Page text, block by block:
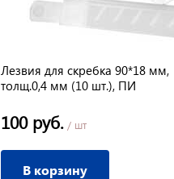
Лезвия для скребка 90*18 мм,
толщ.0,4 мм (10 шт.), ПИ
100 руб. / шт
В корзину